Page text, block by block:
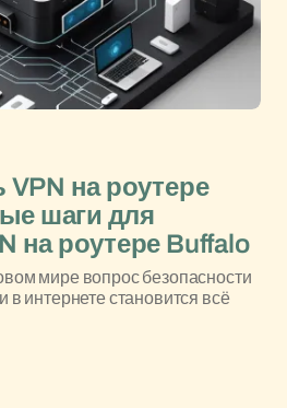
VPN на роутере
шаги для
на роутере Buffalo
мире вопрос безопасности
интернете становится всё